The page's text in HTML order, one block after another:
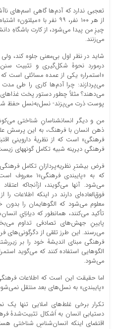
تعجبی ندارد که آدم‏‌ها گاهی اسم‏‌های
از هر ۱۰۰ نفر، ۹۹ نفر با
چیزِ من پیدا می‌‏شود، از کارت باشگاهِ
می‏‌زنند.
شاید در نظر اول بی‏‌معنی جلوه کند،
درمورد نحوۀ شکل‏‌گیری و تثبیت
«استمرار» یکی از عمده مسائلی است
می‏‌پردازند: چرا آدم‌‏ها کاری را طی مدت
می‏‌دهند؟ مثلاً چطور دستور‏ پخت
پوست ذرت می‌‏پزند- نسل‌به‌نسل حفظ
من و دیگر انسان‏شناسانِ شناختی
ذهن انسان با فرهنگ، به این پرسش
فرهنگی» است که از نظریۀ داروینی
فرهنگیِ دیرینه شبیه تکامل گونه‏های
فرض بیشترِ نظریه‏‌پردازانِ تکامل
که به «پایبندی
می‌شود. آن‏ها می‏‌گویند، ازآنجاکه
فوق‏‌العاده‌‏ای دارند در اینکه اطلاعات
معلوم می‌‏شود که الگوهایمان را
تأکید می‏‌کنند، همان‏طور که دی‏اِن‏اِیِ
پایینِ جهش‌‏های تصادفی تداوم
می‌‏رسند. این طرز تلقی از
فرهنگی مبنای اندیشۀ خود را بر
الگوهایی استفاده کنند که می‏‌گوید
می‏‌شود.
اما حقیقت این است که اطلاعات
«پایبندی» به نسل‏‌های بعد منتقل
تکرار برخی غلط‏‌های املایی تنها
دست‏یابی انسان به اَشکال تثبیت‏‌شدۀ
اقتضای اینکه انسان‏‌شناسِ شناختی